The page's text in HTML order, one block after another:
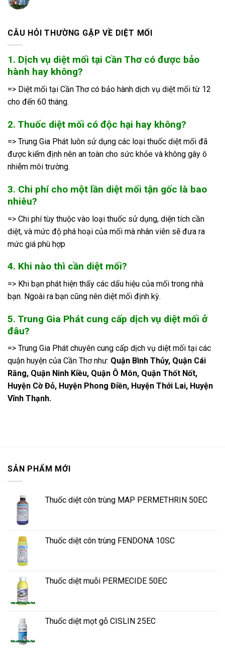
CÂU HỎI THƯỜNG GẶP VỀ DIỆT MỐI
1. Dịch vụ diệt mối tại Cần Thơ có được bảo
hành hay không?
=> Diệt mối tại Cần Thơ có bảo hành dịch vụ diệt mối từ 12
cho đến 60 tháng.
2. Thuốc diệt mối có độc hại hay không?
=> Trung Gia Phát luôn sử dụng các loại thuốc diệt mối đã
được kiểm định nên an toàn cho sức khỏe và không gây ô
nhiễm môi trường.
3. Chi phí cho một lần diệt mối tận gốc là bao
nhiêu?
=> Chi phí tùy thuộc vào loại thuốc sử dụng, diện tích cần
diệt, và mức độ phá hoại của mối mà nhân viên sẽ đưa ra
mức giá phù hợp
4. Khi nào thì cần diệt mối?
=> Khi bạn phát hiện thấy các dấu hiệu của mối trong nhà
bạn. Ngoài ra bạn cũng nên diệt mối định kỳ.
5. Trung Gia Phát cung cấp dịch vụ diệt mối ở
đâu?
=> Trung Gia Phát chuyên cung cấp dịch vụ diệt mối tại các
quận huyện của Cần Thơ như: Quận Bình Thủy, Quận Cái
Răng, Quận Ninh Kiều, Quận Ô Môn, Quận Thốt Nốt,
Huyện Cờ Đỏ, Huyện Phong Điền, Huyện Thới Lai, Huyện
Vĩnh Thạnh.
SẢN PHẨM MỚI
Thuốc diệt côn trùng MAP PERMETHRIN 50EC
Thuốc diệt côn trùng FENDONA 10SC
Thuốc diệt muỗi PERMECIDE 50EC
Thuốc diệt mọt gỗ CISLIN 25EC